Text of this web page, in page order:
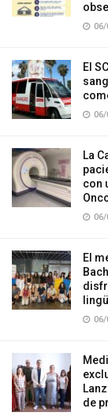
El
La
con
El
de